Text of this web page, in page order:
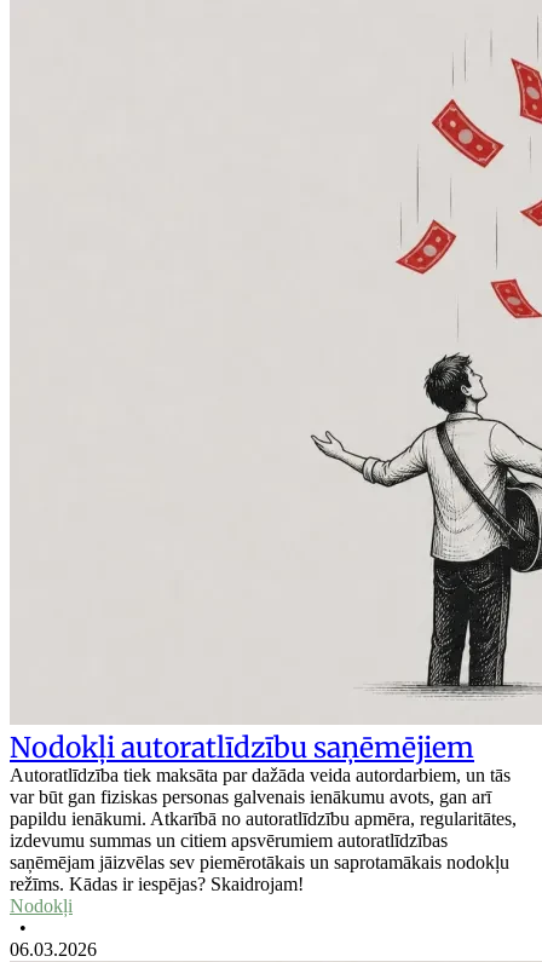
Nodokļi autoratlīdzību saņēmējiem
Autoratlīdzība tiek maksāta par dažāda veida autordarbiem, un tās
var būt gan fiziskas personas galvenais ienākumu avots, gan arī
papildu ienākumi. Atkarībā no autoratlīdzību apmēra, regularitātes,
izdevumu summas un citiem apsvērumiem autoratlīdzības
saņēmējam jāizvēlas sev piemērotākais un saprotamākais nodokļu
režīms. Kādas ir iespējas? Skaidrojam!
Nodokļi
•
06.03.2026